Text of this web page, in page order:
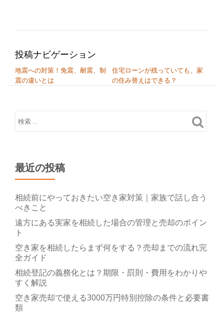
投稿ナビゲーション
地震への対策！免震、耐震、制
震の違いとは
住宅ローンが残っていても、家
の住み替えはできる？
最近の投稿
相続前にやっておきたい空き家対策｜家族で話し合う
べきこと
遠方にある実家を相続した場合の管理と売却のポイン
ト
空き家を相続したらまず何をする？売却までの流れ完
全ガイド
相続登記の義務化とは？期限・罰則・費用をわかりや
すく解説
空き家売却で使える3000万円特別控除の条件と必要書
類